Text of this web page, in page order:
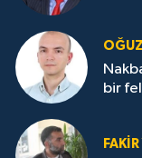
bir